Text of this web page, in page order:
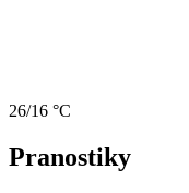
26/16 °C
Pranostiky